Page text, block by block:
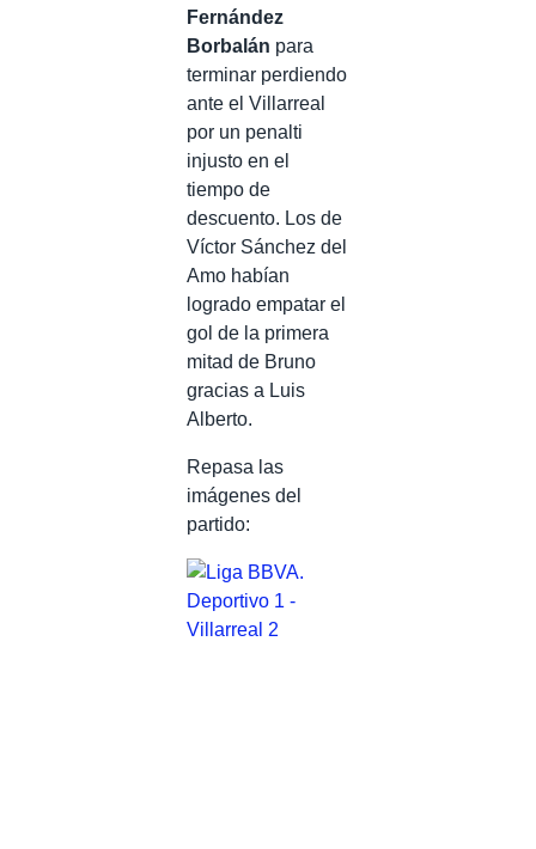
Fernández
Borbalán para
terminar perdiendo
ante el Villarreal
por un penalti
injusto en el
tiempo de
descuento. Los de
Víctor Sánchez del
Amo habían
logrado empatar el
gol de la primera
mitad de Bruno
gracias a Luis
Alberto.
Repasa las
imágenes del
partido: